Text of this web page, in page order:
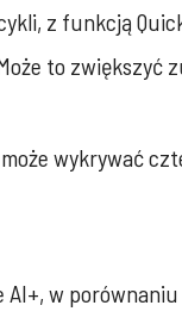
z funkcją
to zwiększyć
wykrywać
w